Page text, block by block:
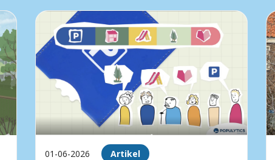
01-06-2026 Artikel